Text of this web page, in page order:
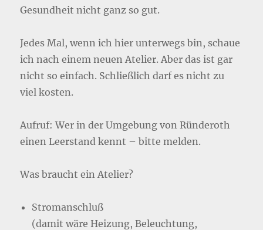
Gesundheit nicht ganz so gut.
Jedes Mal, wenn ich hier unterwegs bin, schaue
ich nach einem neuen Atelier. Aber das ist gar
nicht so einfach. Schließlich darf es nicht zu
viel kosten.
Aufruf: Wer in der Umgebung von Ründeroth
einen Leerstand kennt – bitte melden.
Was braucht ein Atelier?
Stromanschluß
(damit wäre Heizung, Beleuchtung,